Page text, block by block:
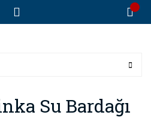
Su Bardağı